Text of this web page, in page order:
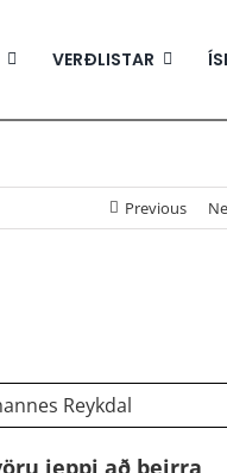
VERÐLISTAR
Previous
Reykdal
jeppi að þeirra